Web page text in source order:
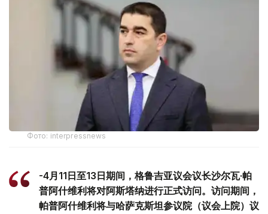
Фото: interpressnews
-4月11日至13日期间，格鲁吉亚议会议长沙尔瓦·帕
普阿什维利将对阿斯塔纳进行正式访问。访问期间，
帕普阿什维利将与哈萨克斯坦参议院（议会上院）议